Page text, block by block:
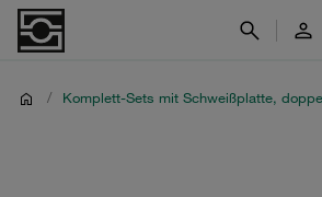
/ Komplett-Sets mit Schweißplatte,